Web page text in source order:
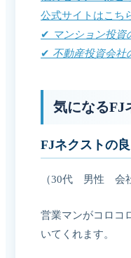
公式サイトはこち
✔︎ マンション投資
✔︎ 不動産投資会社
気になるFJ
FJネクストの
（30代 男性 会
営業マンがコロコ
いてくれます。